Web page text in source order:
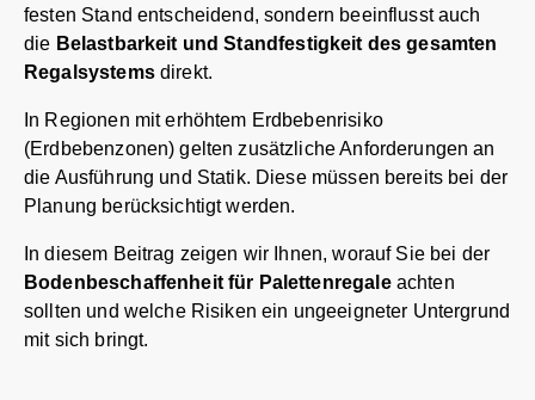
festen Stand entscheidend, sondern beeinflusst auch
die Belastbarkeit und Standfestigkeit des gesamten
Regalsystemsdirekt.
In Regionen mit erhöhtem Erdbebenrisiko
(Erdbebenzonen) gelten zusätzliche Anforderungen an
die Ausführung und Statik. Diese müssen bereits bei der
Planung berücksichtigt werden.
In diesem Beitrag zeigen wir Ihnen, worauf Sie bei der
Bodenbeschaffenheit für Palettenregaleachten
sollten und welche Risiken ein ungeeigneter Untergrund
mit sich bringt.